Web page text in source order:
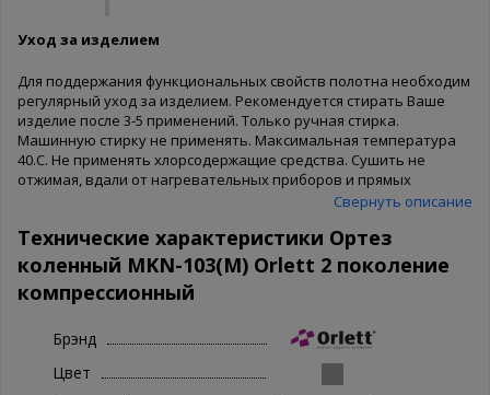
Уход за изделием
Для поддержания функциональных свойств полотна необходим
регулярный уход за изделием. Рекомендуется стирать Ваше
изделие после 3-5 применений. Только ручная стирка.
Машинную стирку не применять. Максимальная температура
40.С. Не применять хлорсодержащие средства. Сушить не
отжимая, вдали от нагревательных приборов и прямых
Свернуть описание
Технические характеристики Ортез
коленный MKN-103(M) Orlett 2 поколение
компрессионный
Брэнд
Цвет